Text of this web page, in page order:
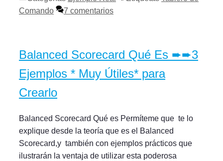
Comando
7 comentarios
Balanced Scorecard Qué Es ➨➨3
Ejemplos * Muy Útiles* para
Crearlo
Balanced Scorecard Qué es Permíteme que te lo
explique desde la teoría que es el Balanced
Scorecard,y también con ejemplos prácticos que
ilustrarán la ventaja de utilizar esta poderosa